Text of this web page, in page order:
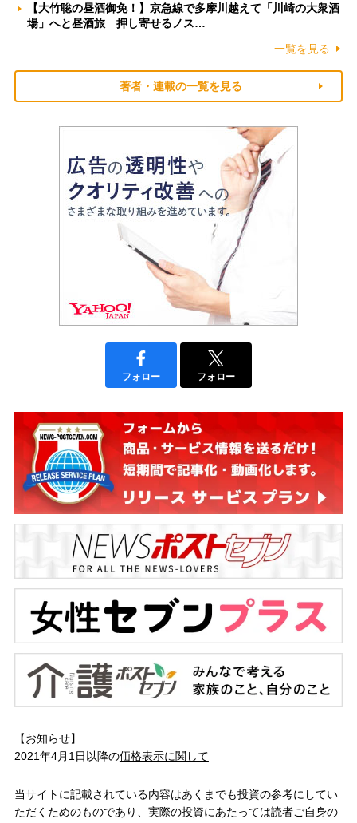
【大竹聡の昼酒御免！】京急線で多摩川越えて「川崎の大衆酒
場」へと昼酒旅 押し寄せるノス…
一覧を見る
著者・連載の一覧を見る
フォロー フォロー
【お知らせ】
2021年4月1日以降の価格表示に関して
当サイトに記載されている内容はあくまでも投資の参考にしてい
ただくためのものであり、実際の投資にあたっては読者ご自身の